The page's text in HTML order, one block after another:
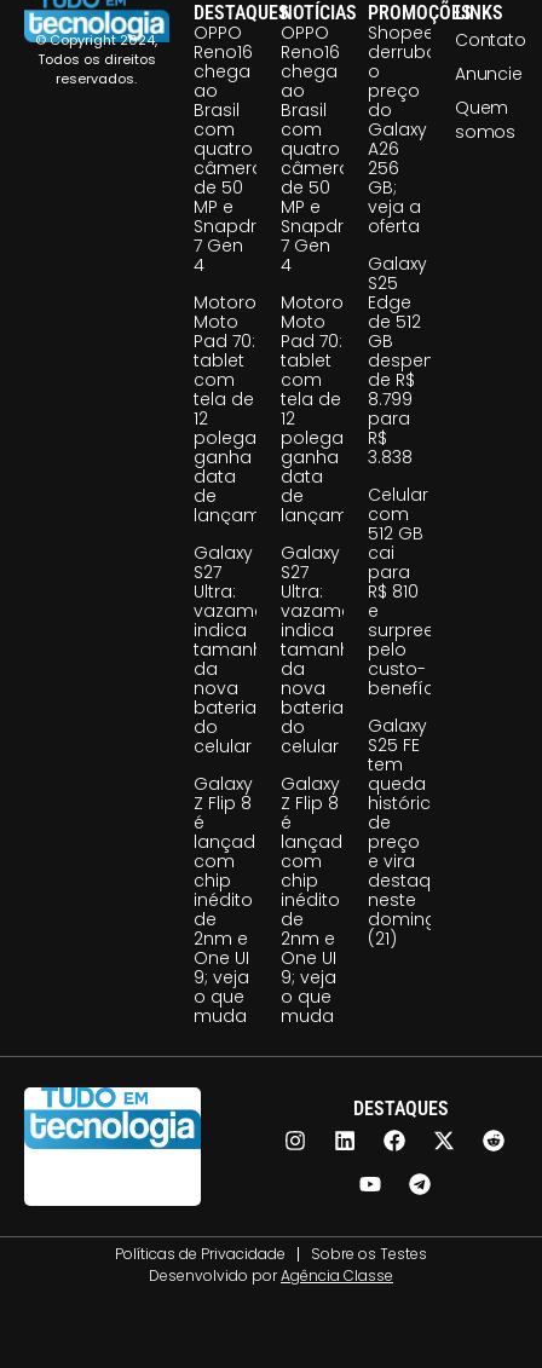
© Copyright 2024,
Todos os direitos
reservados.
DESTAQUES
OPPO
Reno16
chega
ao
Brasil
com
quatro
câmeras
de 50
MP e
Snapdragon
7 Gen
4
Motorola
Moto
Pad 70:
tablet
com
tela de
12
polegadas
ganha
data
de
lançamento
Galaxy
S27
Ultra:
vazamento
indica
tamanho
da
nova
bateria
do
celular
Galaxy
Z Flip 8
é
lançado
com
chip
inédito
de
2nm e
One UI
9; veja
o que
muda
NOTÍCIAS
OPPO
Reno16
chega
ao
Brasil
com
quatro
câmeras
de 50
MP e
Snapdragon
7 Gen
4
Motorola
Moto
Pad 70:
tablet
com
tela de
12
polegadas
ganha
data
de
lançamento
Galaxy
S27
Ultra:
vazamento
indica
tamanho
da
nova
bateria
do
celular
Galaxy
Z Flip 8
é
lançado
com
chip
inédito
de
2nm e
One UI
9; veja
o que
muda
PROMOÇÕES
Shopee
derruba
o
preço
do
Galaxy
A26
256
GB;
veja a
oferta
Galaxy
S25
Edge
de 512
GB
despenca
de R$
8.799
para
R$
3.838
Celular
com
512 GB
cai
para
R$ 810
e
surpreende
pelo
custo-
benefício
Galaxy
S25 FE
tem
queda
histórica
de
preço
e vira
destaque
neste
domingo
(21)
LINKS
Contato
Anuncie
Quem
somos
DESTAQUES
Políticas de Privacidade
Sobre os Testes
Desenvolvido porAgência Classe